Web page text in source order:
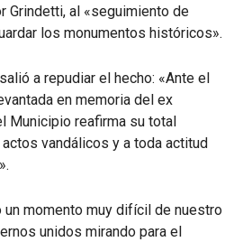
Grindetti, al «seguimiento de
los monumentos históricos».
a repudiar el hecho: «Ante el
en memoria del ex
Municipio reafirma su total
vandálicos y a toda actitud
un momento muy difícil de nuestro
unidos mirando para el